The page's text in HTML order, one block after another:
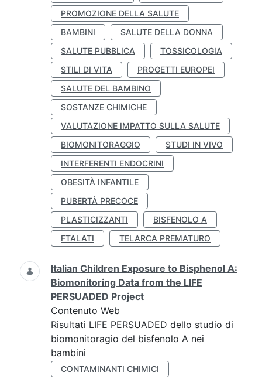
PROMOZIONE DELLA SALUTE
BAMBINI
SALUTE DELLA DONNA
SALUTE PUBBLICA
TOSSICOLOGIA
STILI DI VITA
PROGETTI EUROPEI
SALUTE DEL BAMBINO
SOSTANZE CHIMICHE
VALUTAZIONE IMPATTO SULLA SALUTE
BIOMONITORAGGIO
STUDI IN VIVO
INTERFERENTI ENDOCRINI
OBESITÀ INFANTILE
PUBERTÀ PRECOCE
PLASTICIZZANTI
BISFENOLO A
FTALATI
TELARCA PREMATURO
Italian Children Exposure to Bisphenol A:
Biomonitoring Data from the LIFE
PERSUADED Project
Contenuto Web
Risultati LIFE PERSUADED dello studio di
biomonitoragio del bisfenolo A nei
bambini
CONTAMINANTI CHIMICI